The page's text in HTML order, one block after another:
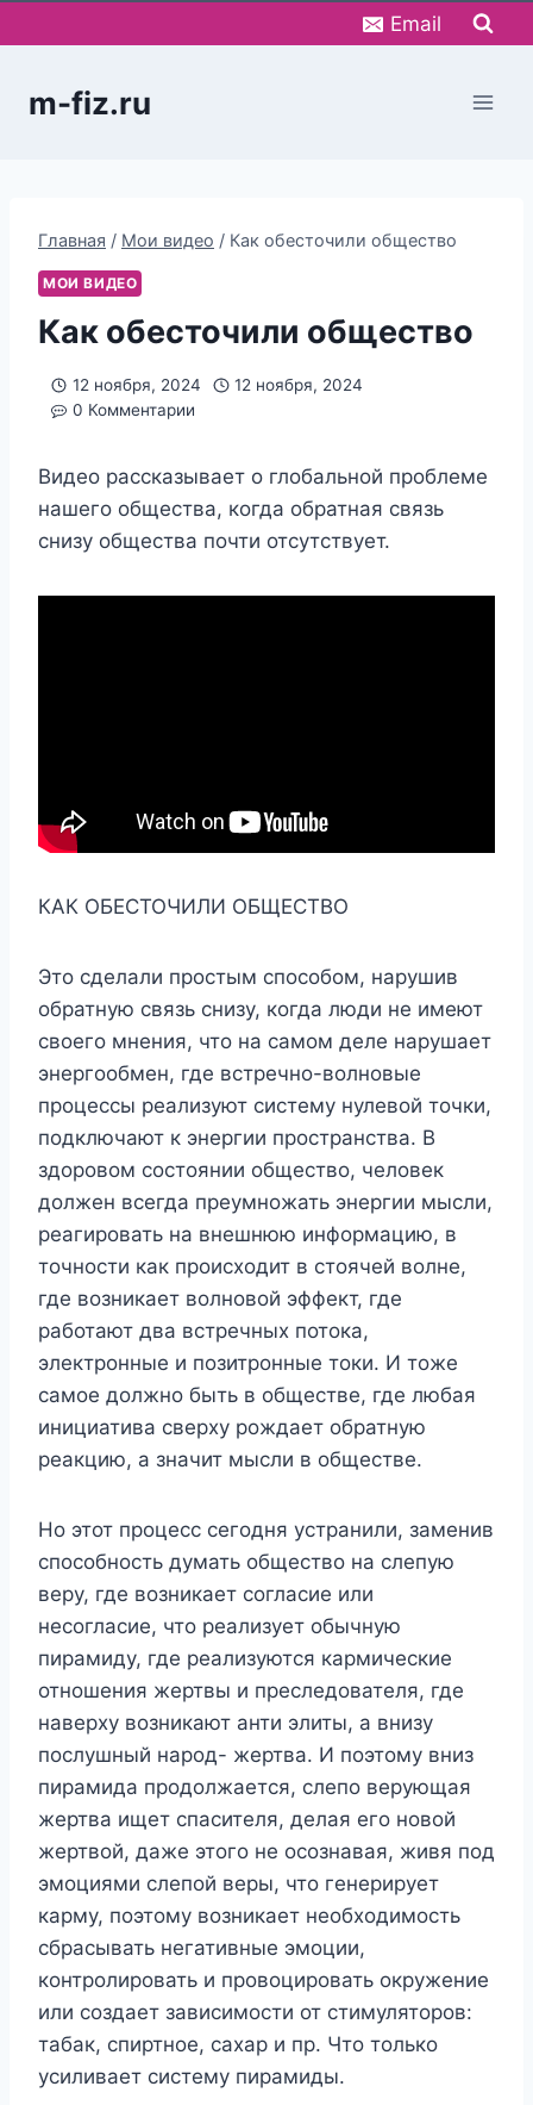
к
Email
m-fiz.ru
Главная / Мои видео / Как обесточили общество
МОИ ВИДЕО
Как обесточили общество
12 ноября, 2024
12 ноября, 2024
0 Комментарии
Видео рассказывает о глобальной проблеме
нашего общества, когда обратная связь
снизу общества почти отсутствует.
КАК ОБЕСТОЧИЛИ ОБЩЕСТВО
Это сделали простым способом, нарушив
обратную связь снизу, когда люди не имеют
своего мнения, что на самом деле нарушает
энергообмен, где встречно-волновые
процессы реализуют систему нулевой точки,
подключают к энергии пространства. В
здоровом состоянии общество, человек
должен всегда преумножать энергии мысли,
реагировать на внешнюю информацию, в
точности как происходит в стоячей волне,
где возникает волновой эффект, где
работают два встречных потока,
электронные и позитронные токи. И тоже
самое должно быть в обществе, где любая
инициатива сверху рождает обратную
реакцию, а значит мысли в обществе.
Но этот процесс сегодня устранили, заменив
способность думать общество на слепую
веру, где возникает согласие или
несогласие, что реализует обычную
пирамиду, где реализуются кармические
отношения жертвы и преследователя, где
наверху возникают анти элиты, а внизу
послушный народ- жертва. И поэтому вниз
пирамида продолжается, слепо верующая
жертва ищет спасителя, делая его новой
жертвой, даже этого не осознавая, живя под
эмоциями слепой веры, что генерирует
карму, поэтому возникает необходимость
сбрасывать негативные эмоции,
контролировать и провоцировать окружение
или создает зависимости от стимуляторов:
табак, спиртное, сахар и пр. Что только
усиливает систему пирамиды.